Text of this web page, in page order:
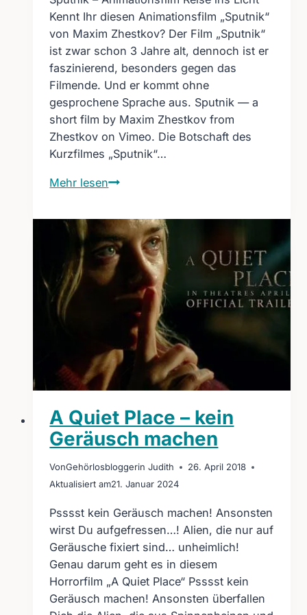
Kennt Ihr diesen Animationsfilm „Sputnik“
von Maxim Zhestkov? Der Film „Sputnik“
ist zwar schon 3 Jahre alt, dennoch ist er
faszinierend, besonders gegen das
Filmende. Und er kommt ohne
gesprochene Sprache aus. Sputnik — a
short film by Maxim Zhestkov from
Zhestkov on Vimeo. Die Botschaft des
Kurzfilmes „Sputnik“…
Mehr lesenSputnik
Animationsfilm
Reise
ins
Licht
A Quiet Place – kein
Geräusch machen
VonGehörlosbloggerin Judith
26. April 2018
Aktualisiert am21. Januar 2024
Psssst kein Geräusch machen! Ansonsten
wirst Du aufgefressen…! Alien, die nur auf
Geräusche fixiert sind… unheimlich!
Genau darum geht es in diesem
Horrorfilm „A Quiet Place“ Psssst kein
Geräusch machen! Ansonsten überfallen